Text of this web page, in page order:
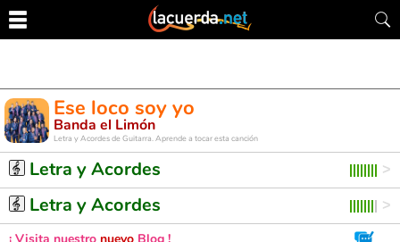
Ese loco soy yo
Banda el Limón
Letra y Acordes de Guitarra. Aprende a tocar esta canción
Letra y Acordes
Letra y Acordes